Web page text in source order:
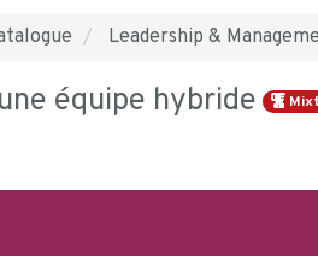
Leadership &
équipe hybride